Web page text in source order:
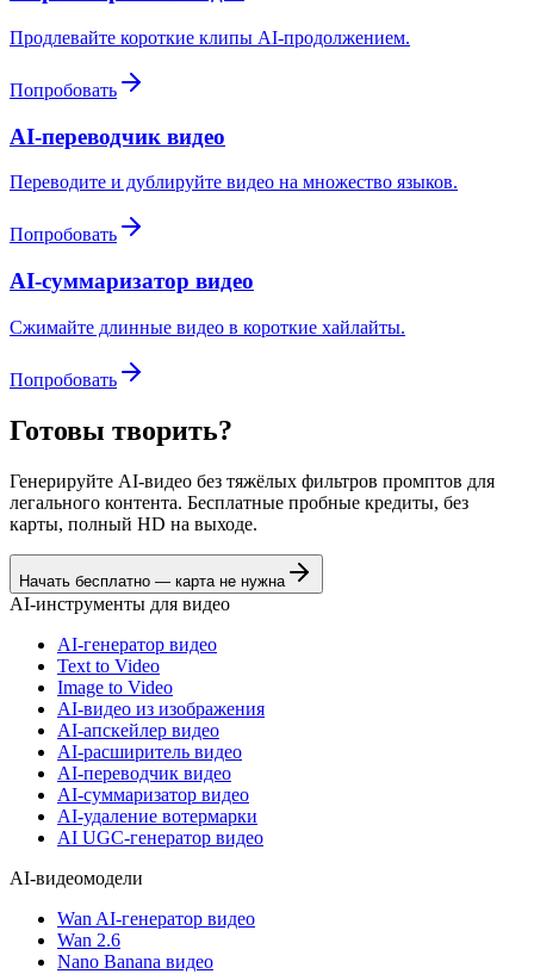
Продлевайте короткие клипы AI-продолжением.
Попробовать
AI-переводчик видео
Переводите и дублируйте видео на множество языков.
Попробовать
AI-суммаризатор видео
Сжимайте длинные видео в короткие хайлайты.
Попробовать
Готовы творить?
Генерируйте AI-видео без тяжёлых фильтров промптов для
легального контента. Бесплатные пробные кредиты, без
карты, полный HD на выходе.
Начать бесплатно — карта не нужна
AI-инструменты для видео
AI-генератор видео
Text to Video
Image to Video
AI-видео из изображения
AI-апскейлер видео
AI-расширитель видео
AI-переводчик видео
AI-суммаризатор видео
AI-удаление вотермарки
AI UGC-генератор видео
AI-видеомодели
Wan AI-генератор видео
Wan 2.6
Nano Banana видео